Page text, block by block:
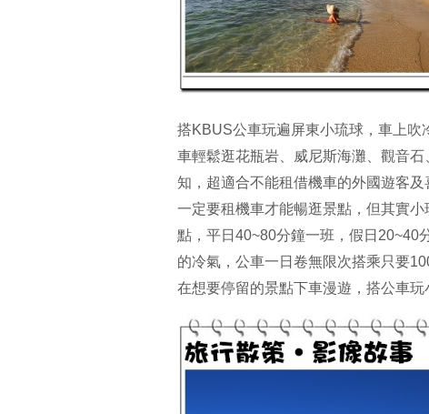
搭KBUS公車玩遍屏東小琉球，車上吹
車輕鬆逛花瓶岩、威尼斯海灘、觀音
知，超適合不能租借機車的外國遊客
一定要租機車才能暢逛景點，但其實
點，平日40~80分鐘一班，假日20~40
的冷氣，公車一日卷無限次搭乘只要
在想要停留的景點下車漫遊，搭公車玩